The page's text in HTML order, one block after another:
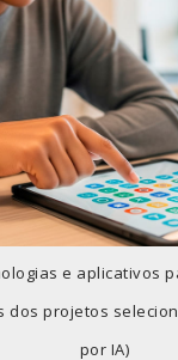
e aplicativos
dos projetos
por IA)